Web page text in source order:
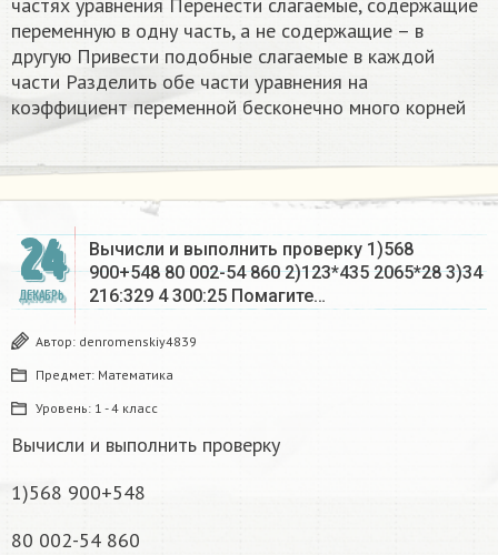
частях уравнения Перенести слагаемые, содержащие
переменную в одну часть, а не содержащие – в
другую Привести подобные слагаемые в каждой
части Разделить обе части уравнения на
коэффициент переменной бесконечно много корней​
24
ДЕКАБРЬ
Вычисли и выполнить проверку 1)568
900+548 80 002-54 860 2)123*435 2065*28 3)34
216:329 4 300:25 Помагите…
Автор: denromenskiy4839
Предмет: Математика
Уровень: 1 - 4 класс
Вычисли и выполнить проверку
1)568 900+548
80 002-54 860